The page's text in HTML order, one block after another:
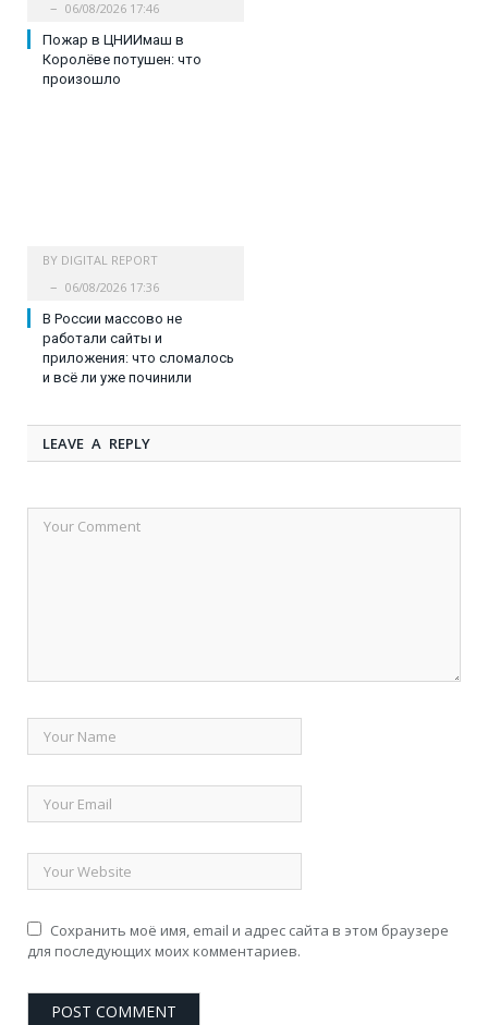
06/08/2026 17:46
Пожар в ЦНИИмаш в
Королёве потушен: что
произошло
BY DIGITAL REPORT
06/08/2026 17:36
В России массово не
работали сайты и
приложения: что сломалось
и всё ли уже починили
LEAVE A REPLY
Сохранить моё имя, email и адрес сайта в этом браузере
для последующих моих комментариев.